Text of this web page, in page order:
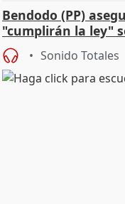
Bendodo (PP)
"cumplirán la ley"
Sonido Totales